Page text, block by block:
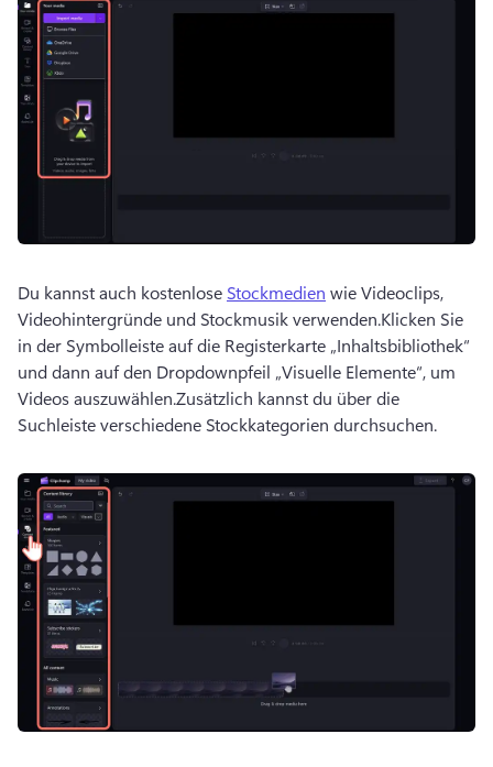
Du kannst auch kostenlose Stockmedien wie Videoclips,
Videohintergründe und Stockmusik verwenden.Klicken Sie
in der Symbolleiste auf die Registerkarte „Inhaltsbibliothek“
und dann auf den Dropdownpfeil „Visuelle Elemente“, um
Videos auszuwählen.Zusätzlich kannst du über die
Suchleiste verschiedene Stockkategorien durchsuchen.